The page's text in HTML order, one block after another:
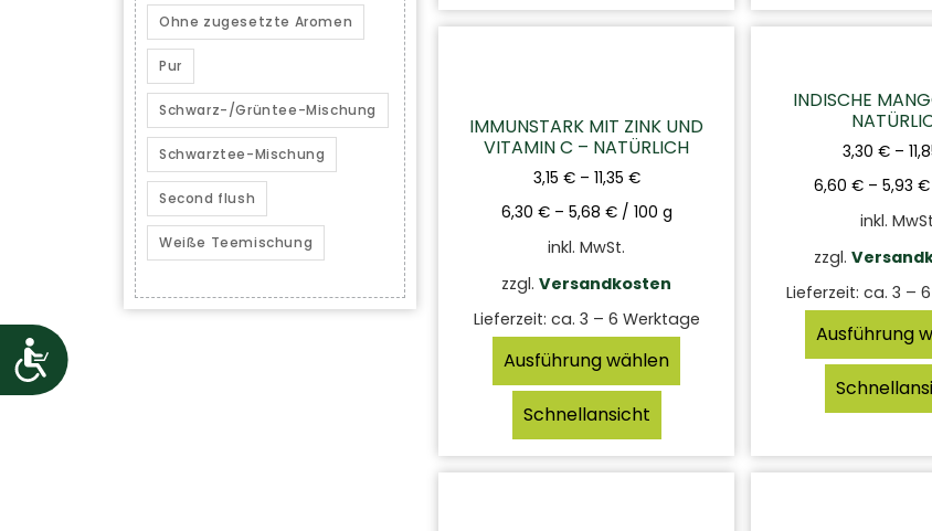
Ohne zugesetzte Aromen
Pur
Schwarz-/Grüntee-Mischung
Schwarztee-Mischung
Second flush
Weiße Teemischung
IMMUNSTARK MIT ZINK UND
VITAMIN C – NATÜRLICH
3,15 €– 11,35 €
6,30 €– 5,68 €/ 100 g
inkl. MwSt.
zzgl.Versandkosten
Lieferzeit: ca. 3 – 6 Werktage
Ausführung wählen
Schnellansicht
INDISCHE
3,30 €–
6,60 €– 5,93 €
inkl.
zzgl.
Lieferzeit: ca. 3 –
Ausführung